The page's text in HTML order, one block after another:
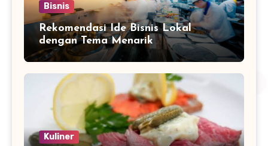
Bisnis
Rekomendasi Ide Bisnis Lokal
dengan Tema Menarik
Kuliner